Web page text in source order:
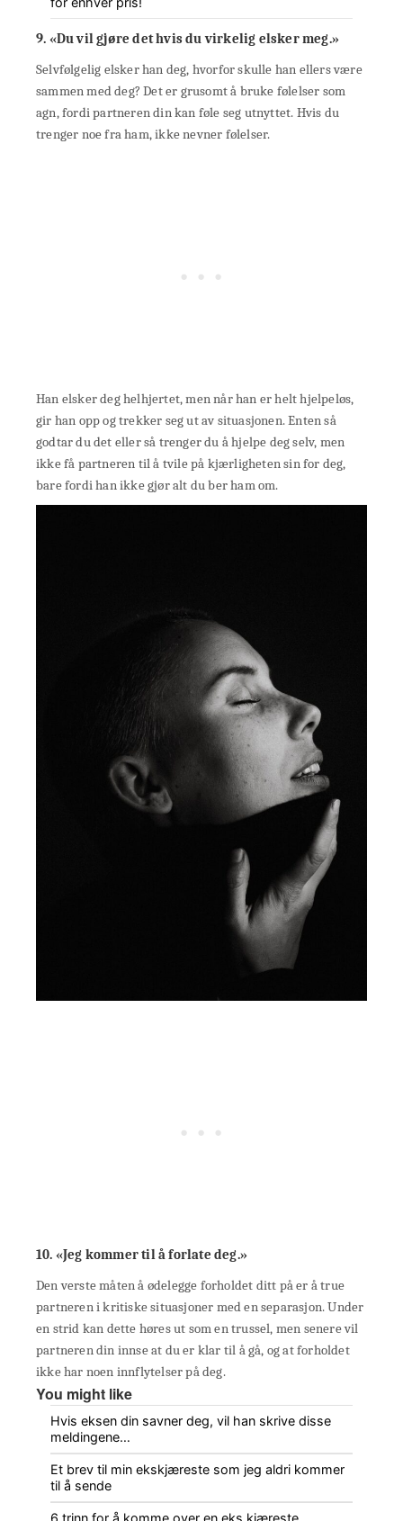
9. «Du vil gjøre det hvis du virkelig elsker meg.»
Selvfølgelig elsker han deg, hvorfor skulle han ellers være
sammen med deg? Det er grusomt å bruke følelser som
agn, fordi partneren din kan føle seg utnyttet. Hvis du
trenger noe fra ham, ikke nevner følelser.
Han elsker deg helhjertet, men når han er helt hjelpeløs,
gir han opp og trekker seg ut av situasjonen. Enten så
godtar du det eller så trenger du å hjelpe deg selv, men
ikke få partneren til å tvile på kjærligheten sin for deg,
bare fordi han ikke gjør alt du ber ham om.
10. «Jeg kommer til å forlate deg.»
Den verste måten å ødelegge forholdet ditt på er å true
partneren i kritiske situasjoner med en separasjon. Under
en strid kan dette høres ut som en trussel, men senere vil
partneren din innse at du er klar til å gå, og at forholdet
ikke har noen innflytelser på deg.
You might like
Hvis eksen din savner deg, vil han skrive disse
meldingene…
Et brev til min ekskjæreste som jeg aldri kommer
til å sende